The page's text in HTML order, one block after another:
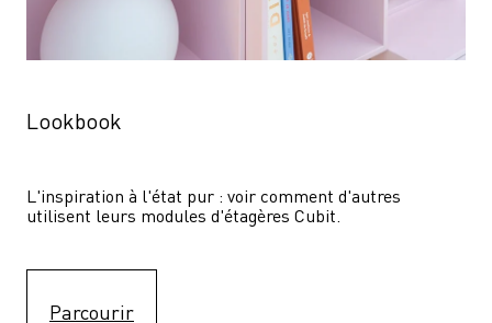
Lookbook
L'inspiration à l'état pur : voir comment d'autres
utilisent leurs modules d'étagères Cubit.
Parcourir